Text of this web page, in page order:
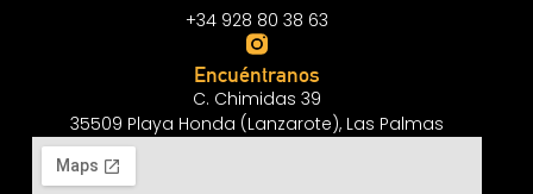
+34 928 80 38 63
Encuéntranos
C. Chimidas 39
35509 Playa Honda (Lanzarote), Las Palmas